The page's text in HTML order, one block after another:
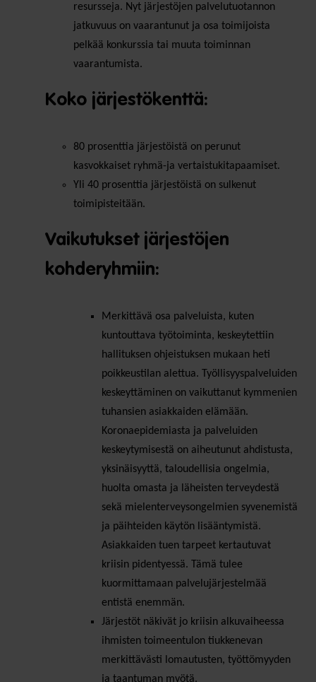
resursseja. Nyt järjestöjen palvelutuotannon
jatkuvuus on vaarantunut ja osa toimijoista
pelkää konkurssia tai muuta toiminnan
vaarantumista.
Koko järjestökenttä:
80 prosenttia järjestöistä on perunut
kasvokkaiset ryhmä-ja vertaistukitapaamiset.
Yli 40 prosenttia järjestöistä on sulkenut
toimipisteitään.
Vaikutukset järjestöjen
kohderyhmiin:
Merkittävä osa palveluista, kuten
kuntouttava työtoiminta, keskeytettiin
hallituksen ohjeistuksen mukaan heti
poikkeustilan alettua. Työllisyyspalveluiden
keskeyttäminen on vaikuttanut kymmenien
tuhansien asiakkaiden elämään.
Koronaepidemiasta ja palveluiden
keskeytymisestä on aiheutunut ahdistusta,
yksinäisyyttä, taloudellisia ongelmia,
huolta omasta ja läheisten terveydestä
sekä mielenterveysongelmien syvenemistä
ja päihteiden käytön lisääntymistä.
Asiakkaiden tuen tarpeet kertautuvat
kriisin pidentyessä. Tämä tulee
kuormittamaan palvelujärjestelmää
entistä enemmän.
Järjestöt näkivät jo kriisin alkuvaiheessa
ihmisten toimeentulon tiukkenevan
merkittävästi lomautusten, työttömyyden
ja taantuman myötä.